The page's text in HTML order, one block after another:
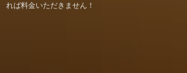
れば料金いただきません！